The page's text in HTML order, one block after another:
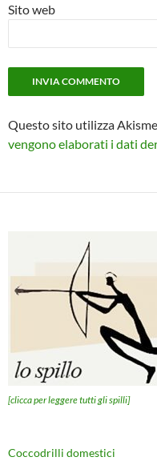
Sito web
Questo sito utilizza
vengono elaborati i dati
[clicca per leggere tutti gli spilli]
Coccodrilli domestici